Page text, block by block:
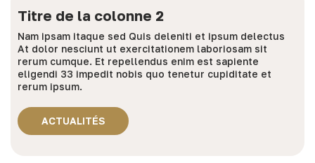
Titre de la colonne 2
Nam ipsam itaque sed Quis deleniti et ipsum delectus
At dolor nesciunt ut exercitationem laboriosam sit
rerum cumque. Et repellendus enim est sapiente
eligendi 33 impedit nobis quo tenetur cupiditate et
rerum ipsum.
ACTUALITÉS